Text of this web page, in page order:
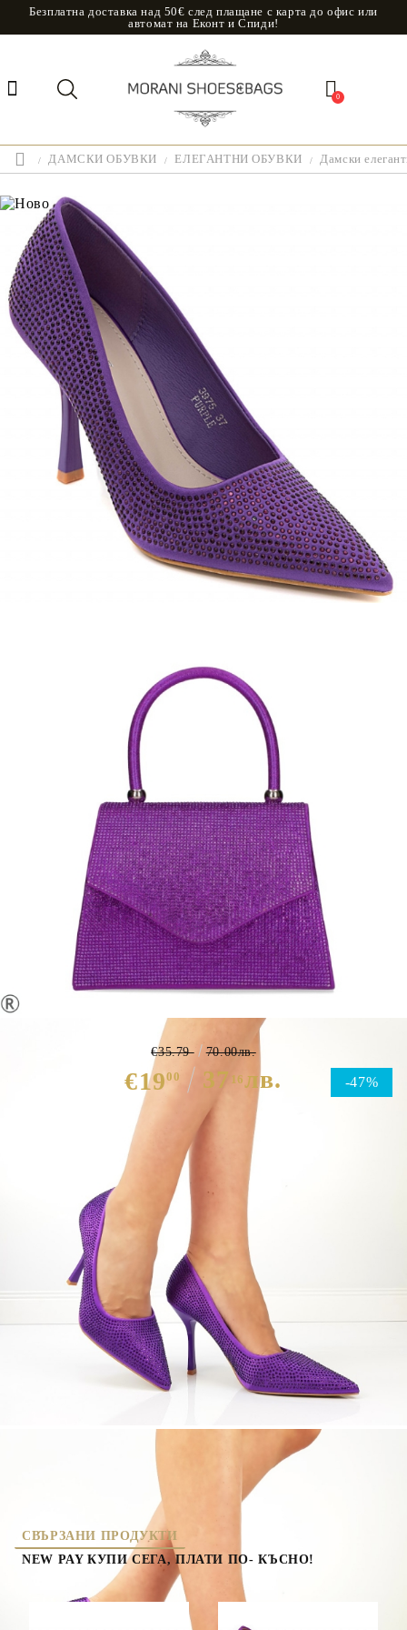
Безплатна доставка над 50€ след плащане с карта до офис или
автомат на Еконт и Спиди!
0
ДАМСКИ ОБУВКИ ЕЛЕГАНТНИ ОБУВКИ Дамски
Дамски елегантни обувки на
тънък ток в лилав цвят с камъни-
Crystal Purple 5484
-47%
€1900 37 16лв.
€35.79 70.00лв.
МАТЕРИАЛ ОСНОВЕН:
ТЕКСТИЛ
МАТЕРИАЛ ВЪТРЕШНА ЧАСТ:
ЕКО КОЖА
МАТЕРИАЛ СТЕЛКА:
ВИСОЧИНА ТОК:
( 2 ) Оцени продукта
СВЪРЗАНИ ПРОДУКТИ
NEW PAY КУПИ СЕГА, ПЛАТИ ПО- КЪСНО!